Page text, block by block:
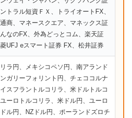
トラル短資ＦＸ、トライオートFX、
商、マネースクエア、マネックス証
なのFX、外為どっとコム、楽天証
UFJ eスマート証券 FX、松井証券
リラ円、メキシコペソ円、南アランド
ガリーフォリント円、チェココルナ
スフラントルコリラ、米ドルトルコ
ーロトルコリラ、米ドル円、ユーロ
ル円、NZドル円、ポーランドズロチ